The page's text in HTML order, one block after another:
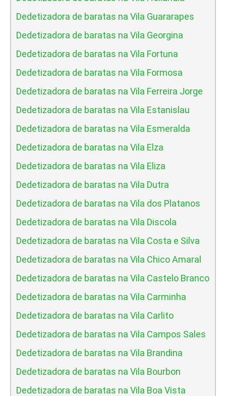
Dedetizadora de baratas na Vila Guararapes
Dedetizadora de baratas na Vila Georgina
Dedetizadora de baratas na Vila Fortuna
Dedetizadora de baratas na Vila Formosa
Dedetizadora de baratas na Vila Ferreira Jorge
Dedetizadora de baratas na Vila Estanislau
Dedetizadora de baratas na Vila Esmeralda
Dedetizadora de baratas na Vila Elza
Dedetizadora de baratas na Vila Eliza
Dedetizadora de baratas na Vila Dutra
Dedetizadora de baratas na Vila dos Platanos
Dedetizadora de baratas na Vila Discola
Dedetizadora de baratas na Vila Costa e Silva
Dedetizadora de baratas na Vila Chico Amaral
Dedetizadora de baratas na Vila Castelo Branco
Dedetizadora de baratas na Vila Carminha
Dedetizadora de baratas na Vila Carlito
Dedetizadora de baratas na Vila Campos Sales
Dedetizadora de baratas na Vila Brandina
Dedetizadora de baratas na Vila Bourbon
Dedetizadora de baratas na Vila Boa Vista